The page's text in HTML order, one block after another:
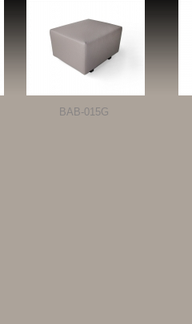
BAB-015G